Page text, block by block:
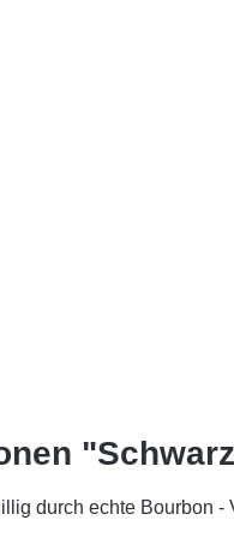
durch echte Bourbon -